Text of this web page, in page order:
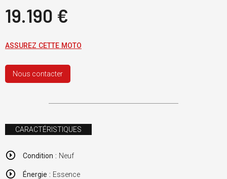
19.190 €
ASSUREZ CETTE MOTO
Nous contacter
CARACTÉRISTIQUES
Condition : Neuf
Énergie : Essence